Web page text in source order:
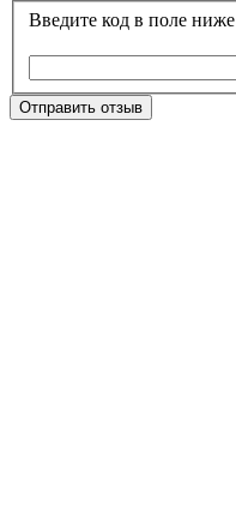
Введите код в поле ниже
Отправить отзыв